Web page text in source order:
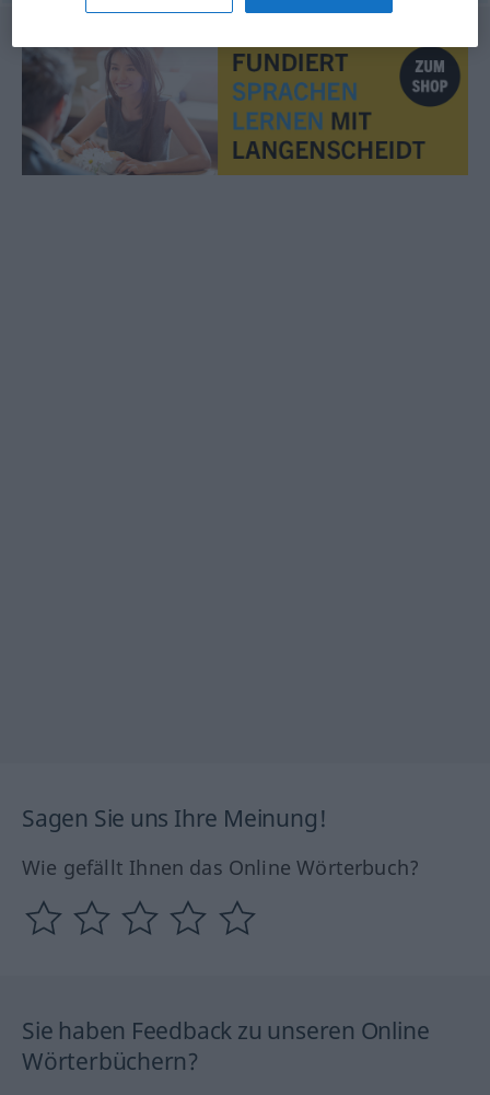
Sagen Sie uns Ihre Meinung!
Wie gefällt Ihnen das Online Wörterbuch?
Sie haben Feedback zu unseren Online
Wörterbüchern?